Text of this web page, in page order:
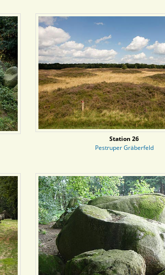
Station 26
Pestruper Gräberfeld